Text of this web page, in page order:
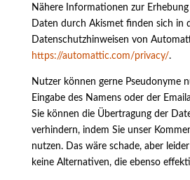
Nähere Informationen zur
Daten durch Akismet finden sich in
Datenschutzhinweisen von
https://automattic.com/privacy/.
Nutzer können gerne Pseudonyme
Eingabe des Namens oder der
Sie können die Übertragung der
verhindern, indem Sie unser
nutzen. Das wäre schade, aber
keine Alternativen, die ebenso